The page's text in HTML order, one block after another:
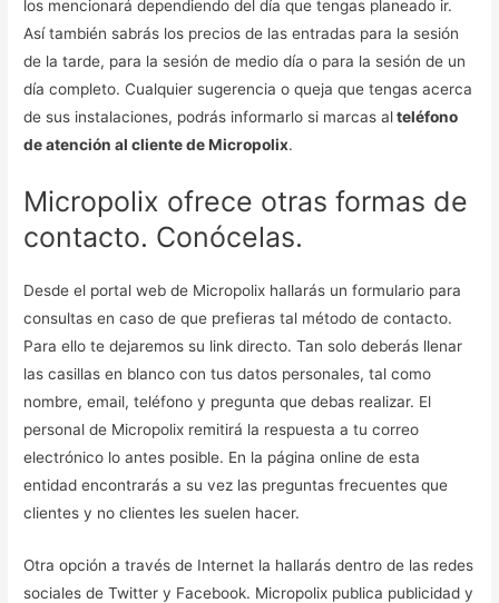
los mencionará dependiendo del día que tengas planeado ir.
Así también sabrás los precios de las entradas para la sesión
de la tarde, para la sesión de medio día o para la sesión de un
día completo. Cualquier sugerencia o queja que tengas acerca
de sus instalaciones, podrás informarlo si marcas alteléfono
de atención al cliente de Micropolix.
Micropolix ofrece otras formas de
contacto. Conócelas.
Desde el portal web de Micropolix hallarás un formulario para
consultas en caso de que prefieras tal método de contacto.
Para ello te dejaremos su link directo. Tan solo deberás llenar
las casillas en blanco con tus datos personales, tal como
nombre, email, teléfono y pregunta que debas realizar. El
personal de Micropolix remitirá la respuesta a tu correo
electrónico lo antes posible. En la página online de esta
entidad encontrarás a su vez las preguntas frecuentes que
clientes y no clientes les suelen hacer.
Otra opción a través de Internet la hallarás dentro de las redes
sociales de Twitter y Facebook. Micropolix publica publicidad y